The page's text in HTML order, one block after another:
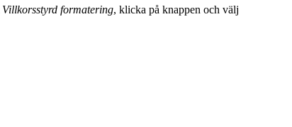
Villkorsstyrd formatering, klicka på knappen och välj